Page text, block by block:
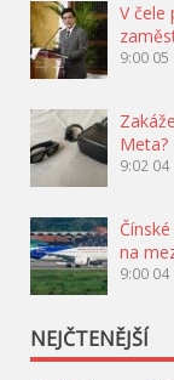
V čele
9:00 05
Meta?
9:02 04
na
9:00 04
NEJČTENĚJŠÍ